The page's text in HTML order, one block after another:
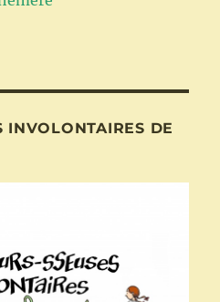
INVOLONTAIRES DE